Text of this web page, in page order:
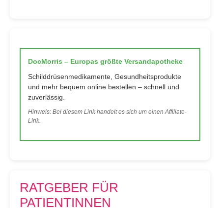
DocMorris – Europas größte Versandapotheke
Schilddrüsenmedikamente, Gesundheitsprodukte
und mehr bequem online bestellen – schnell und
zuverlässig.
Hinweis: Bei diesem Link handelt es sich um einen Affiliate-
Link.
RATGEBER FÜR
PATIENTINNEN